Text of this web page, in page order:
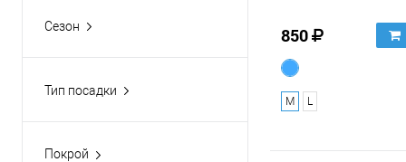
полиэстер,6% эластан
60% хлопок, 40% эластан
65% хлопок, 35%
Сезон
Тип посадки
Покрой
850
M L